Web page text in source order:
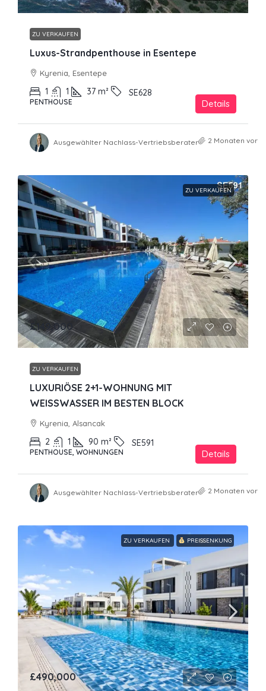
ZU VERKAUFEN
Luxus-Strandpenthouse in Esentepe
Kyrenia, Esentepe
1 1 37 m² SE628
PENTHOUSE Details
Ausgewählter Nachlass-Vertriebsberater 2 Monaten vor
ZU VERKAUFEN
£149,000
ZU VERKAUFEN
LUXURIÖSE 2+1-WOHNUNG MIT
WEISSWASSER IM BESTEN BLOCK
Kyrenia, Alsancak
2 1 90 m² SE591
PENTHOUSE, WOHNUNGEN Details
Ausgewählter Nachlass-Vertriebsberater 2 Monaten vor
ZU VERKAUFEN PREISSENKUNG
£490,000